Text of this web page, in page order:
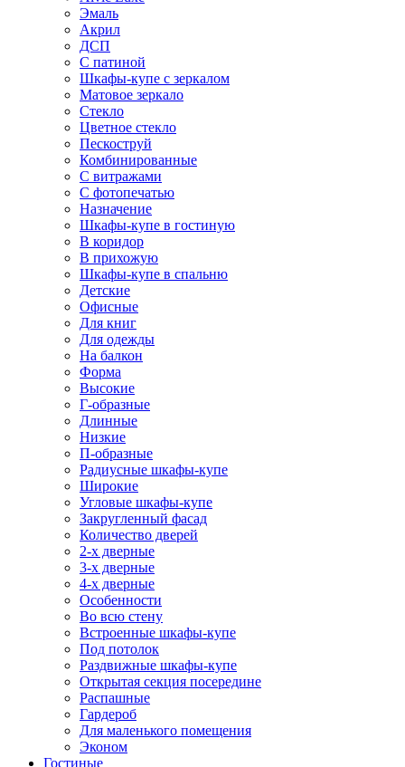
Эмаль
Акрил
ДСП
С патиной
Шкафы-купе с зеркалом
Матовое зеркало
Стекло
Цветное стекло
Пескоструй
Комбинированные
С витражами
С фотопечатью
Назначение
Шкафы-купе в гостиную
В коридор
В прихожую
Шкафы-купе в спальню
Детские
Офисные
Для книг
Для одежды
На балкон
Форма
Высокие
Г-образные
Длинные
Низкие
П-образные
Радиусные шкафы-купе
Широкие
Угловые шкафы-купе
Закругленный фасад
Количество дверей
2-х дверные
3-х дверные
4-х дверные
Особенности
Во всю стену
Встроенные шкафы-купе
Под потолок
Раздвижные шкафы-купе
Открытая секция посередине
Распашные
Гардероб
Для маленького помещения
Эконом
Гостиные